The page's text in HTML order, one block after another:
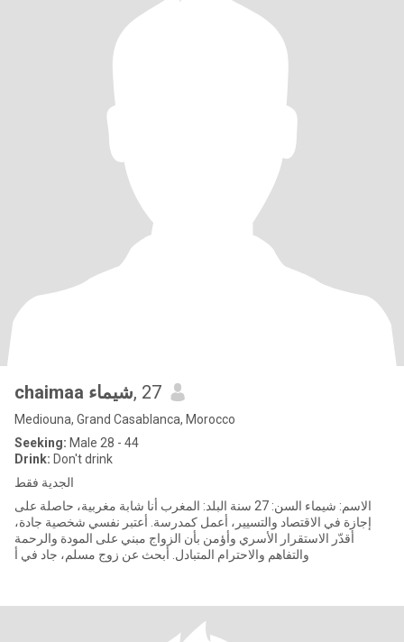
chaimaa شيماء, 27
Mediouna, Grand Casablanca, Morocco
Seeking: Male 28 - 44
Drink: Don't drink
الجدية فقط
الاسم: شيماء السن: 27 سنة البلد: المغرب أنا شابة مغربية، حاصلة على
إجازة في الاقتصاد والتسيير، أعمل كمدرسة. أعتبر نفسي شخصية جادة،
أقدّر الاستقرار الأسري وأؤمن بأن الزواج مبني على المودة والرحمة
والتفاهم والاحترام المتبادل. أبحث عن زوج مسلم، جاد في أ